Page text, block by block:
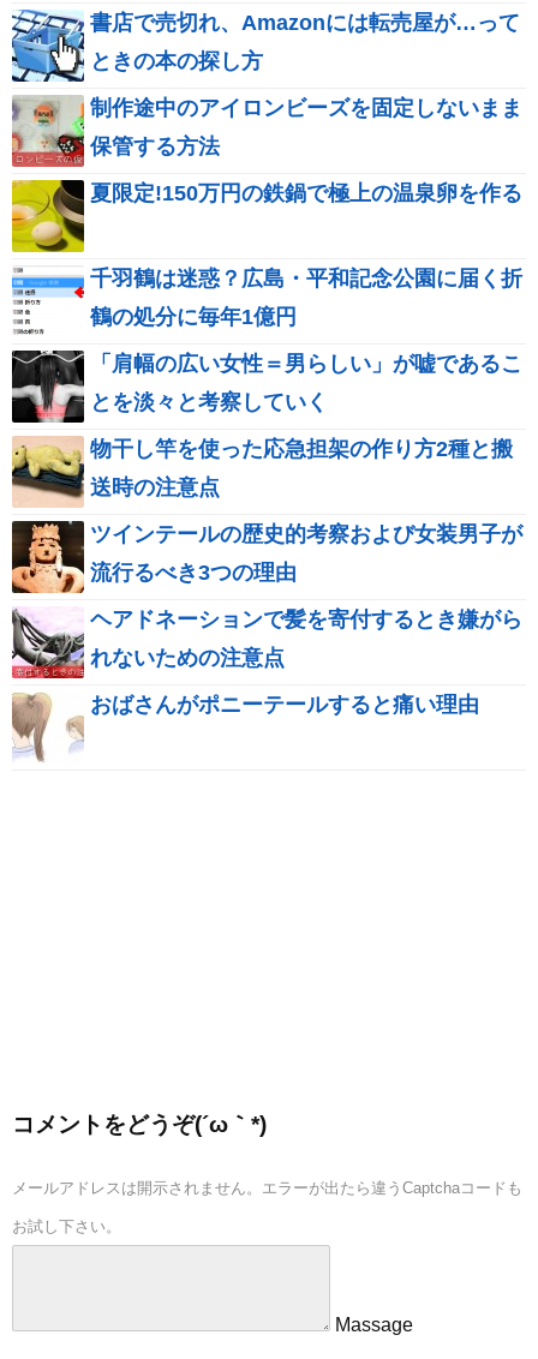
書店で売切れ、Amazonには転売屋が…って
ときの本の探し方
制作途中のアイロンビーズを固定しないまま
保管する方法
夏限定!150万円の鉄鍋で極上の温泉卵を作る
千羽鶴は迷惑？広島・平和記念公園に届く折
鶴の処分に毎年1億円
「肩幅の広い女性＝男らしい」が嘘であるこ
とを淡々と考察していく
物干し竿を使った応急担架の作り方2種と搬
送時の注意点
ツインテールの歴史的考察および女装男子が
流行るべき3つの理由
ヘアドネーションで髪を寄付するとき嫌がら
れないための注意点
おばさんがポニーテールすると痛い理由
コメントをどうぞ(´ω｀*)
メールアドレスは開示されません。エラーが出たら違うCaptchaコードも
お試し下さい。
Massage